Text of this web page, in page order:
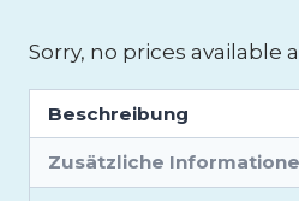
Sorry, no prices available
Beschreibung
Zusätzliche